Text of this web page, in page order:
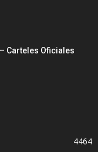
Carteles Oficiales
4464